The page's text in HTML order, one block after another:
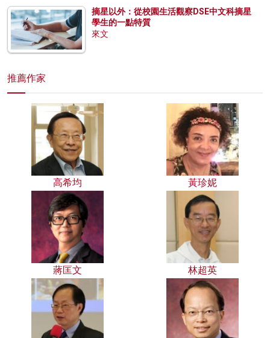
摘星以外：從校園生活觀察DSE中文科摘星
學生的一點特質
來文
推薦作家
高希均 黃珍妮
蔣匡文 林超英